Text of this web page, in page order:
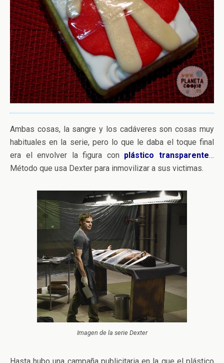
Ambas cosas, la sangre y los cadáveres son cosas muy
habituales en la serie, pero lo que le daba el toque final
era el envolver la figura con plástico transparente…
Método que usa Dexter para inmovilizar a sus victimas.
Imagen de la serie Dexter